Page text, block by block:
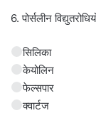
6. पोर्सलीन
सिलिका
केयोलिन
फेल्सपार
क्वार्टज